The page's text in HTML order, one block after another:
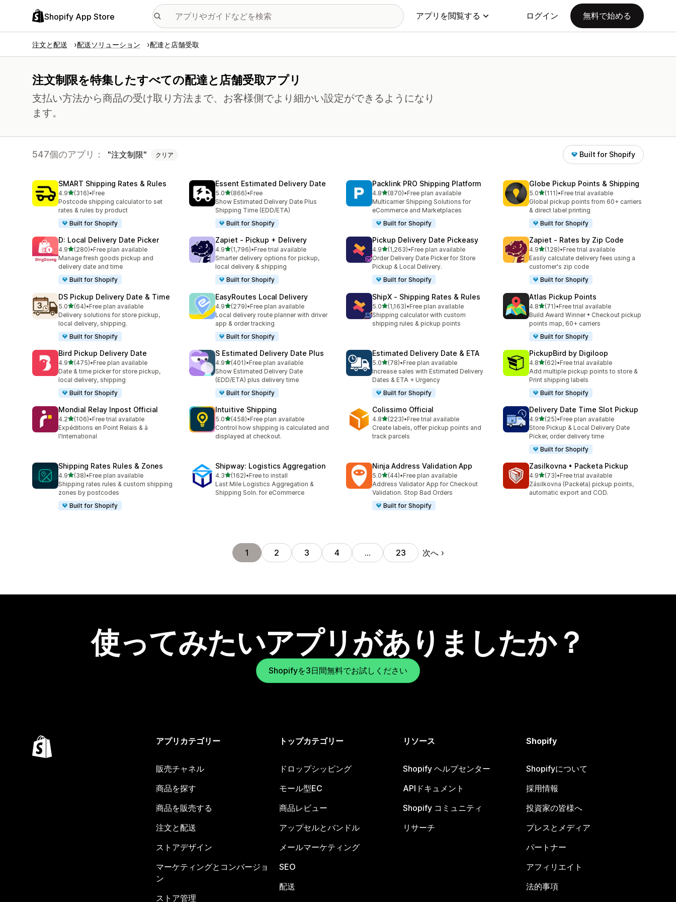
Shopify App Store アプリを閲覧する ログイン 無料で始める
注文と配送 配送ソリューション 配達と店舗受取
注文制限を特集したすべての配達と店舗受取アプリ
支払い方法から商品の受け取り方法まで、お客様側でより細かい設定ができるようになり
ます。
547個のアプリ： 注文制限 クリア Built for Shopify
SMART Shipping Rates & Rules
4.95つ星中
(316)
合計レビュー数：316件
•Free
Postcode shipping calculator to set
rates & rules by product
Built for Shopify
Essent Estimated Delivery Date
5.05つ星中
(866)
合計レビュー数：866件
•Free
Show Estimated Delivery Date Plus
Shipping Time (EDD/ETA)
Built for Shopify
Packlink PRO Shipping Platform
4.85つ星中
(870)
合計レビュー数：870件
•Free plan available
Multicarrier Shipping Solutions for
eCommerce and Marketplaces
Built for Shopify
Globe Pickup Points & Shipping
5.05つ星中
(111)
合計レビュー数：111件
•Free trial available
Global pickup points from 60+ carriers
& direct label printing
Built for Shopify
D: Local Delivery Date Picker
4.95つ星中
(280)
合計レビュー数：280件
•Free plan available
Manage fresh goods pickup and
delivery date and time
Built for Shopify
Zapiet ‑ Pickup + Delivery
4.95つ星中
(1,796)
合計レビュー数：1796件
•Free trial available
Smarter delivery options for pickup,
local delivery & shipping
Built for Shopify
Pickup Delivery Date Pickeasy
4.95つ星中
(1,263)
合計レビュー数：1263件
•Free plan available
Order Delivery Date Picker for Store
Pickup & Local Delivery.
Built for Shopify
Zapiet ‑ Rates by Zip Code
4.95つ星中
(128)
合計レビュー数：128件
•Free trial available
Easily calculate delivery fees using a
customer's zip code
Built for Shopify
DS Pickup Delivery Date & Time
5.05つ星中
(64)
合計レビュー数：64件
•Free plan available
Delivery solutions for store pickup,
local delivery, shipping.
Built for Shopify
EasyRoutes Local Delivery
4.95つ星中
(279)
合計レビュー数：279件
•Free plan available
Local delivery route planner with driver
app & order tracking
Built for Shopify
ShipX ‑ Shipping Rates & Rules
5.05つ星中
(1,163)
合計レビュー数：1163件
•Free plan available
Shipping calculator with custom
shipping rules & pickup points
Atlas Pickup Points
4.85つ星中
(71)
合計レビュー数：71件
•Free trial available
Build Award Winner • Checkout pickup
points map, 60+ carriers
Built for Shopify
Bird Pickup Delivery Date
4.95つ星中
(475)
合計レビュー数：475件
•Free plan available
Date & time picker for store pickup,
local delivery, shipping
Built for Shopify
S Estimated Delivery Date Plus
4.95つ星中
(401)
合計レビュー数：401件
•Free plan available
Show Estimated Delivery Date
(EDD/ETA) plus delivery time
Built for Shopify
Estimated Delivery Date & ETA
5.05つ星中
(78)
合計レビュー数：78件
•Free plan available
Increase sales with Estimated Delivery
Dates & ETA + Urgency
Built for Shopify
PickupBird by Digiloop
4.85つ星中
(62)
合計レビュー数：62件
•Free trial available
Add multiple pickup points to store &
Print shipping labels
Built for Shopify
Mondial Relay Inpost Official
4.25つ星中
(106)
合計レビュー数：106件
•Free trial available
Expéditions en Point Relais & à
l'International
Intuitive Shipping
5.05つ星中
(458)
合計レビュー数：458件
•Free plan available
Control how shipping is calculated and
displayed at checkout.
Colissimo Official
4.85つ星中
(223)
合計レビュー数：223件
•Free trial available
Create labels, offer pickup points and
track parcels
Delivery Date Time Slot Pickup
4.95つ星中
(25)
合計レビュー数：25件
•Free plan available
Store Pickup & Local Delivery Date
Picker, order delivery time
Built for Shopify
Shipping Rates Rules & Zones
4.95つ星中
(38)
合計レビュー数：38件
•Free plan available
Shipping rates rules & custom shipping
zones by postcodes
Built for Shopify
Shipway: Logistics Aggregation
4.35つ星中
(162)
合計レビュー数：162件
•Free to install
Last Mile Logistics Aggregation &
Shipping Soln. for eCommerce
Ninja Address Validation App
5.05つ星中
(44)
合計レビュー数：44件
•Free plan available
Address Validator App for Checkout
Validation. Stop Bad Orders
Built for Shopify
Zasilkovna • Packeta Pickup
4.95つ星中
(73)
合計レビュー数：73件
•Free trial available
Zásilkovna (Packeta) pickup points,
automatic export and COD.
1 2 3 4 … 23 次へ
使ってみたいアプリがありましたか？
Shopifyを3日間無料でお試しください
アプリカテゴリー
販売チャネル
商品を探す
商品を販売する
注文と配送
ストアデザイン
マーケティングとコンバージョ
ン
ストア管理
トップカテゴリー
ドロップシッピング
モール型EC
商品レビュー
アップセルとバンドル
メールマーケティング
SEO
配送
リソース
Shopify ヘルプセンター
APIドキュメント
Shopify コミュニティ
リサーチ
Shopify
Shopifyについて
採用情報
投資家の皆様へ
プレスとメディア
パートナー
アフィリエイト
法的事項